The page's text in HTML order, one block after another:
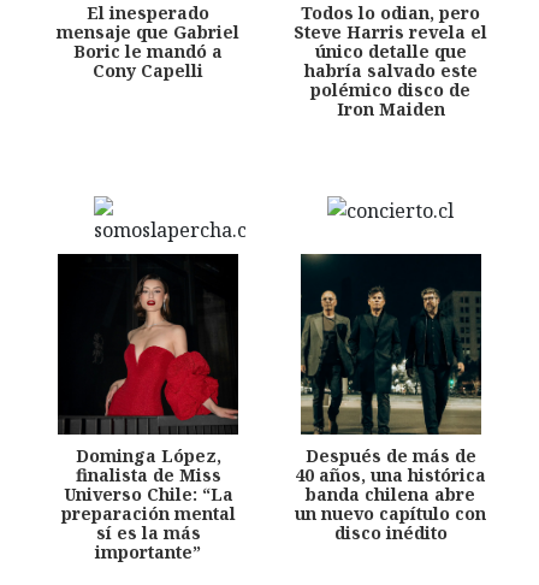
El inesperado
mensaje que Gabriel
Boric le mandó a
Cony Capelli
Todos lo odian, pero
Steve Harris revela el
único detalle que
habría salvado este
polémico disco de
Iron Maiden
Dominga López,
finalista de Miss
Universo Chile: “La
preparación mental
sí es la más
importante”
Después de más de
40 años, una histórica
banda chilena abre
un nuevo capítulo con
disco inédito